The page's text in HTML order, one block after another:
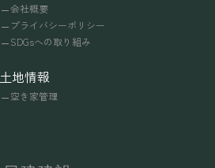
会社概要
プライバシーポリシー
SDGsへの取り組み
土地情報
空き家管理